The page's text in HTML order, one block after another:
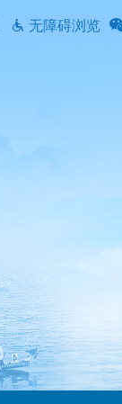
无障碍浏览